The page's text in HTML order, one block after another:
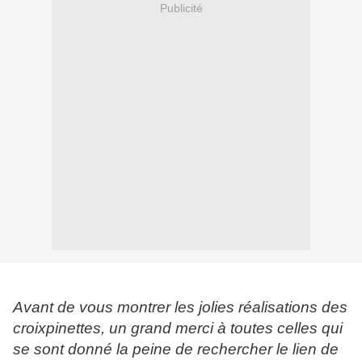
Publicité
Avant de vous montrer les jolies réalisations des
croixpinettes, un grand merci à toutes celles qui
se sont donné la peine de rechercher le lien de